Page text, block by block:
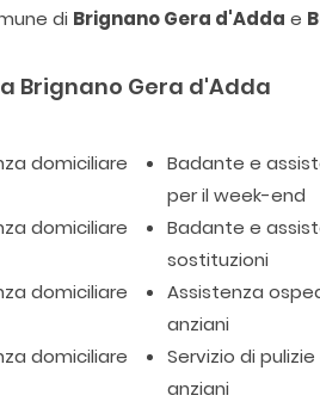
di Brignano Gera d'Adda e
Brignano Gera d'Adda
domiciliare
domiciliare
domiciliare
domiciliare
Badante e
per il week-end
Badante e
sostituzioni
Assistenza
anziani
Servizio di
anziani